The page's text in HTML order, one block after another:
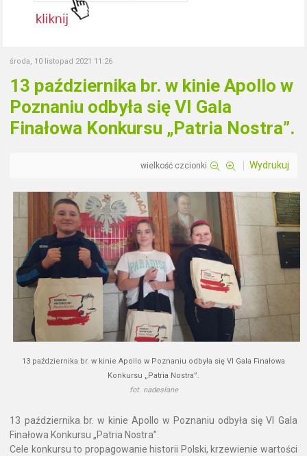
środa, 10 listopad 2021 11:26
13 października br. w kinie Apollo w
Poznaniu odbyła się VI Gala
Finałowa Konkursu „Patria Nostra”.
wielkość czcionki Wydrukuj
13 października br. w kinie Apollo w Poznaniu odbyła się VI Gala Finałowa
Konkursu „Patria Nostra”.
fot. nadesłane
13 października br. w kinie Apollo w Poznaniu odbyła się VI Gala
Finałowa Konkursu „Patria Nostra”.
Cele konkursu to propagowanie historii Polski, krzewienie wartości